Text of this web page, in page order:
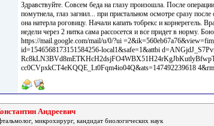
Здравствуйте. Совсем беда на глазу произошла. После
помутнела, глаз загнил... при пристальном осмотре сразу
она натерла роговицу. Начали капать тобрекс и корнерегель.
недели через 2 нитка сама рассосется и все придет в норму.
https://mail.google.com/mail/u/0/?ui
id=1546568173151584256-local1&safe=1&attbi
cc0CVpxkCT4eKQQE_Lt0Fqm4io04Q&ats=147492239618
Андреевич
микрохирург, кандидат биологических наук